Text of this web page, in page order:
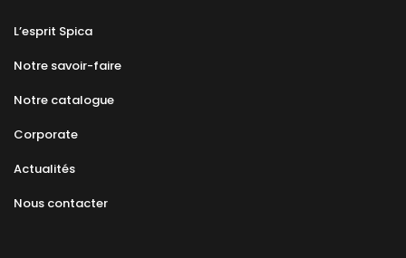
L’esprit Spica
Notre savoir-faire
Notre catalogue
Corporate
Actualités
Nous contacter